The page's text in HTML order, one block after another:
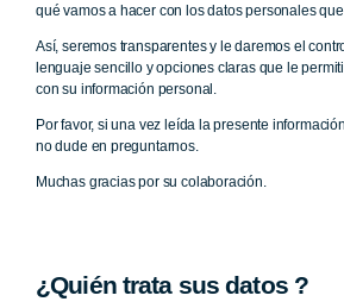
qué vamos a hacer con los datos personales
Así, seremos transparentes y le daremos el
lenguaje sencillo y opciones claras que le
con su información personal.
Por favor, si una vez leída la presente
no dude en preguntarnos.
Muchas gracias por su colaboración.
¿Quién trata sus datos ?